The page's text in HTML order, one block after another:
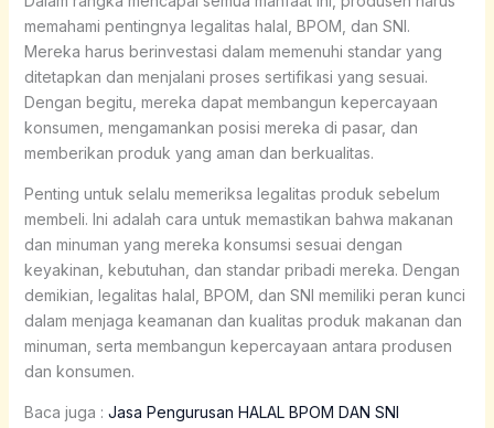
memahami pentingnya legalitas halal, BPOM, dan SNI.
Mereka harus berinvestasi dalam memenuhi standar yang
ditetapkan dan menjalani proses sertifikasi yang sesuai.
Dengan begitu, mereka dapat membangun kepercayaan
konsumen, mengamankan posisi mereka di pasar, dan
memberikan produk yang aman dan berkualitas.
Penting untuk selalu memeriksa legalitas produk sebelum
membeli. Ini adalah cara untuk memastikan bahwa makanan
dan minuman yang mereka konsumsi sesuai dengan
keyakinan, kebutuhan, dan standar pribadi mereka. Dengan
demikian, legalitas halal, BPOM, dan SNI memiliki peran kunci
dalam menjaga keamanan dan kualitas produk makanan dan
minuman, serta membangun kepercayaan antara produsen
dan konsumen.
Baca juga : Jasa Pengurusan HALAL BPOM DAN SNI